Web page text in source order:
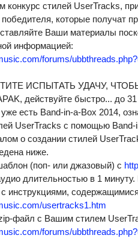
стилей UserTracks,
которые получат
Ваши материалы
информацией:
forums/
ИСПЫТАТЬ УДАЧУ,
действуйте быстро... до
есть Band-in-a-Box 2014,
UserTracks с помощью
о создании стилей
ниже.
(поп- или джазовый) с
длительностью в 1
с инструкциями,
usertracks1.htm
файл с Вашим стилем
forums/